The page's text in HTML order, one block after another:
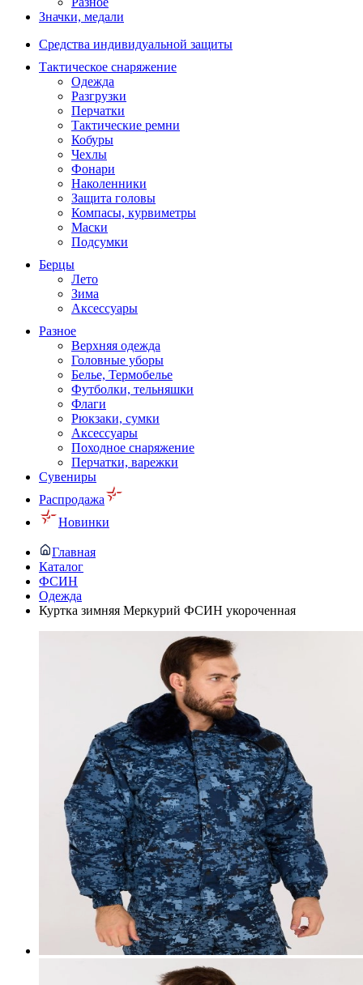
Значки, медали
Средства индивидуальной защиты
Тактическое снаряжение
Одежда
Разгрузки
Перчатки
Тактические ремни
Кобуры
Чехлы
Фонари
Наколенники
Защита головы
Компасы, курвиметры
Маски
Подсумки
Берцы
Лето
Зима
Аксессуары
Разное
Верхняя одежда
Головные уборы
Белье, Термобелье
Футболки, тельняшки
Флаги
Рюкзаки, сумки
Аксессуары
Походное снаряжение
Перчатки, варежки
Сувениры
Распродажа
Новинки
Главная
Каталог
ФСИН
Одежда
Куртка зимняя Меркурий ФСИН укороченная